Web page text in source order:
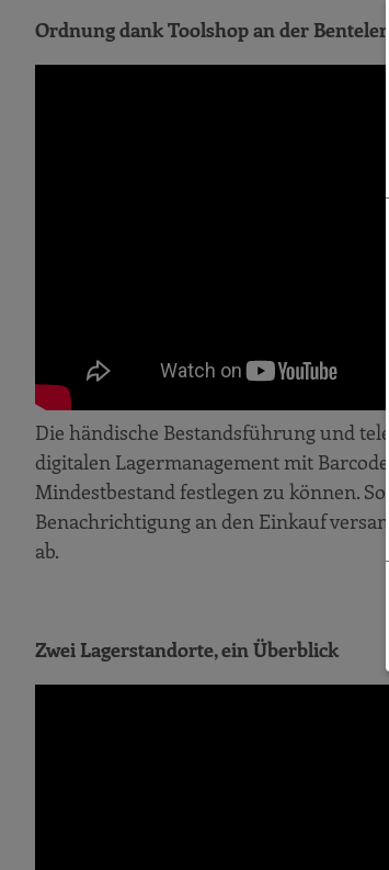
Ordnung dank Toolshop an der Benteler
Die händische Bestandsführung und
digitalen Lagermanagement mit
Mindestbestand festlegen zu können.
Benachrichtigung an den Einkauf
ab.
Zwei Lagerstandorte, ein Überblick